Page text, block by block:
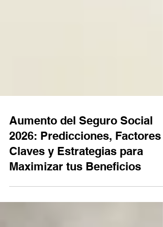
Aumento del Seguro Social
2026: Predicciones, Factores
Claves y Estrategias para
Maximizar tus Beneficios